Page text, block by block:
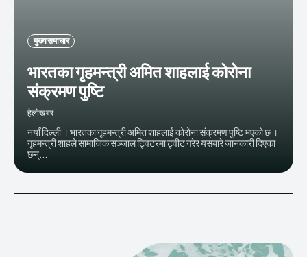
मुख्य समाचार
भारतका गृहमन्त्री अमित शाहलाई कोरोना
संक्रमण पुष्टि
हेलाेखबर
नयाँ दिल्ली । भारतका गृहमन्त्री अमित शाहलाई कोरोना संक्रमण पुष्टि भएको छ ।
गृहमन्त्री शाहले सामाजिक सञ्जाल ट्विटरमा ट्वीट गरेर यसबारे जानकारी दिएका
छन्...